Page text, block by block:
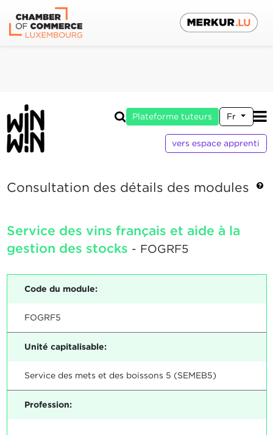
Plateforme tuteurs Fr
vers espace apprenti
Consultation des détails des modules
Service des vins français et aide à la
gestion des stocks - FOGRF5
Code du module:
FOGRF5
Unité capitalisable:
Service des mets et des boissons 5 (SEMEB5)
Profession: